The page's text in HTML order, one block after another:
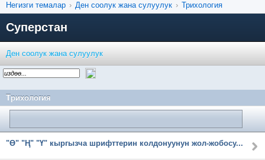
Негизги темалар › Ден соолук жана сулуулук › Трихология
Суперстан
Ден соолук жана сулуулук
Трихология
"Ө" "Ң" "Ү" кыргызча шрифттерин колдонуунун жол-жобосу...